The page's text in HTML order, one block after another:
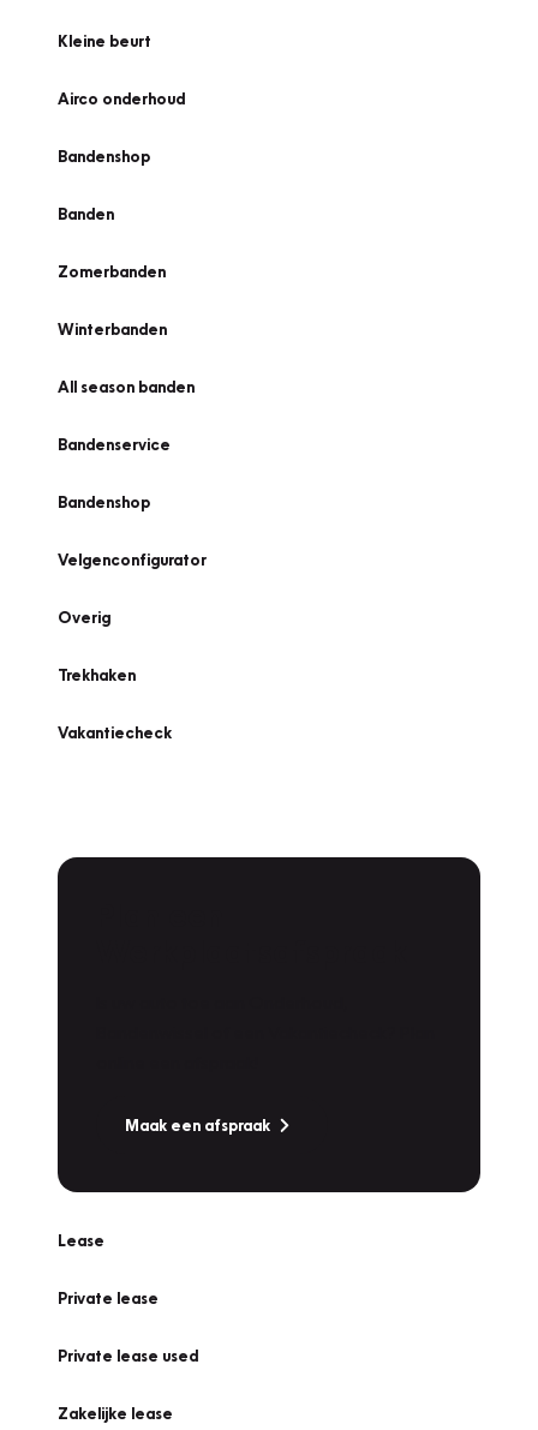
Kleine beurt
Airco onderhoud
Bandenshop
Banden
Zomerbanden
Winterbanden
All season banden
Bandenservice
Bandenshop
Velgenconfigurator
Overig
Trekhaken
Vakantiecheck
Maak een afspraak
Lease
Private lease
Private lease used
Zakelijke lease